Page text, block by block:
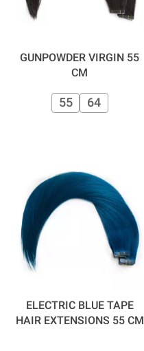
GUNPOWDER VIRGIN 55
CM
55 64
ELECTRIC BLUE TAPE
HAIR EXTENSIONS 55 CM